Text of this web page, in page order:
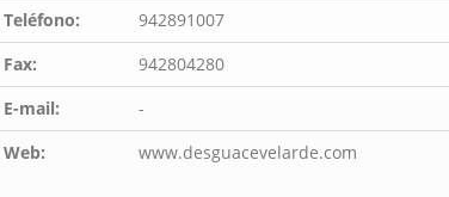
Teléfono:
942891007
Fax:
942804280
E-mail:
-
Web:
www.desguacevelarde.com